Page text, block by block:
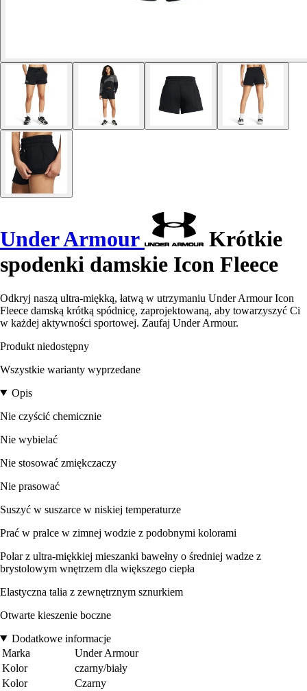
Under Armour
Krótkie
spodenki damskie Icon Fleece
Odkryj naszą ultra-miękką, łatwą w utrzymaniu Under Armour Icon
Fleece damską krótką spódnicę, zaprojektowaną, aby towarzyszyć Ci
w każdej aktywności sportowej. Zaufaj Under Armour.
Produkt niedostępny
Wszystkie warianty wyprzedane
Opis
Nie czyścić chemicznie
Nie wybielać
Nie stosować zmiękczaczy
Nie prasować
Suszyć w suszarce w niskiej temperaturze
Prać w pralce w zimnej wodzie z podobnymi kolorami
Polar z ultra-miękkiej mieszanki bawełny o średniej wadze z
brystolowym wnętrzem dla większego ciepła
Elastyczna talia z zewnętrznym sznurkiem
Otwarte kieszenie boczne
Dodatkowe informacje
Marka
Under Armour
Kolor
czarny/biały
Kolor
Czarny